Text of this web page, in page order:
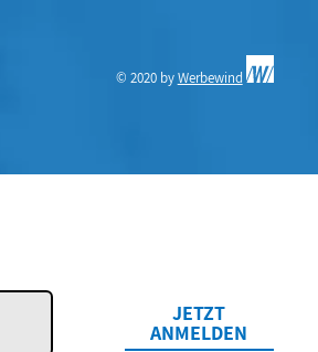
© 2020 byWerbewind
JETZT
ANMELDEN